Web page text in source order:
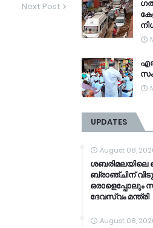
Next Post
UPDATES
August 08,
ശബരിമലയിലെ
ബ്രാഞ്ചിന്
ഒരാളെപ്പോലും
ദേവസ്വം മന്ത്രി
August 08,